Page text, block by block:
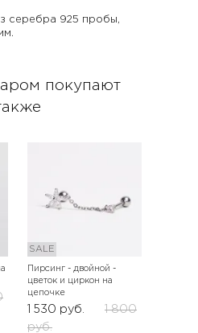
серебра 925 пробы,
покупают
SALE
Пирсинг - двойной -
цветок и циркон на
цепочке
1 530 руб.
1 800
руб.